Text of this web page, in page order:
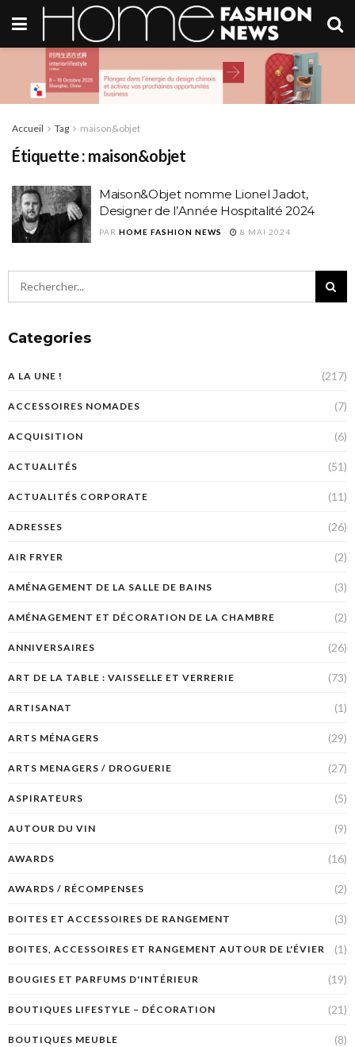
Accueil Tag maison&objet
Étiquette : maison&objet
Maison&Objet nomme Lionel Jadot,
Designer de l’Année Hospitalité 2024
PAR HOME FASHION NEWS 8 MAI 2024
Categories
A LA UNE ! (217)
ACCESSOIRES NOMADES (7)
ACQUISITION (6)
ACTUALITÉS (51)
ACTUALITÉS CORPORATE (11)
ADRESSES (26)
AIR FRYER (2)
AMÉNAGEMENT DE LA SALLE DE BAINS (3)
AMÉNAGEMENT ET DÉCORATION DE LA CHAMBRE (2)
ANNIVERSAIRES (26)
ART DE LA TABLE : VAISSELLE ET VERRERIE (73)
ARTISANAT (1)
ARTS MÉNAGERS (29)
ARTS MENAGERS / DROGUERIE (27)
ASPIRATEURS (5)
AUTOUR DU VIN (9)
AWARDS (16)
AWARDS / RÉCOMPENSES (2)
BOITES ET ACCESSOIRES DE RANGEMENT (3)
BOITES, ACCESSOIRES ET RANGEMENT AUTOUR DE L'ÉVIER (1)
BOUGIES ET PARFUMS D'INTÉRIEUR (19)
BOUTIQUES LIFESTYLE – DÉCORATION (21)
BOUTIQUES MEUBLE (8)